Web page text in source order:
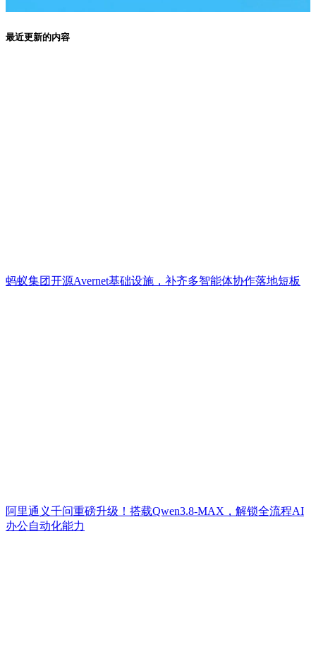
最近更新的内容
蚂蚁集团开源Avernet基础设施，补齐多智能体协作落地短板
阿里通义千问重磅升级！搭载Qwen3.8-MAX，解锁全流程AI
办公自动化能力